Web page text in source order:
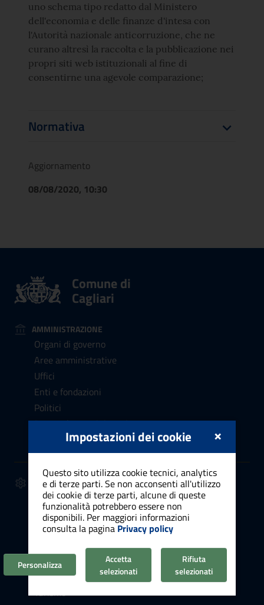
uno schema tipo redatto dal Ministero
dell'economia e delle finanze d'intesa con
l'Autorità nazionale anticorruzione, che ne
curano altresì la raccolta e la pubblicazione nei
propri siti web istituzionali al fine di
consentirne una agevole comparazione;
Normativa
Aggiornamento
08/08/2020, 10:30
Comune di
Cagliari
AMMINISTRAZIONE
Organi di governo
Aree amministrative
Uffici
Enti e fondazioni
Politici
Personale amministrativo
SERVIZI
Anagrafe, stato civile, elettorale
Cultura e tempo libero
Vita lavorativa
Attività produttive e commercio
Appalti pubblici
Catasto e urbanistica
Turismo
×
Impostazioni dei cookie
Questo sito utilizza cookie tecnici, analytics
e di terze parti. Se non acconsenti all'utilizzo
dei cookie di terze parti, alcune di queste
funzionalità potrebbero essere non
disponibili. Per maggiori informazioni
consulta la pagina Privacy policy
Personalizza
Accetta
selezionati
Rifiuta
selezionati